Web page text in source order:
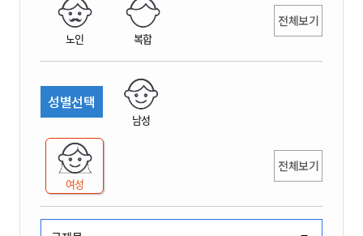
노인 복합
전체보기
성별선택
남성
여성
전체보기